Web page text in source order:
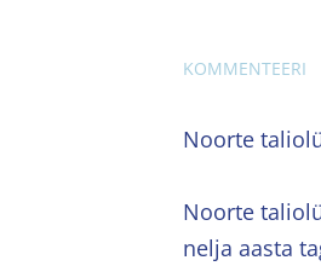
KOMMENTEERI
Noorte
Noorte
nelja aasta